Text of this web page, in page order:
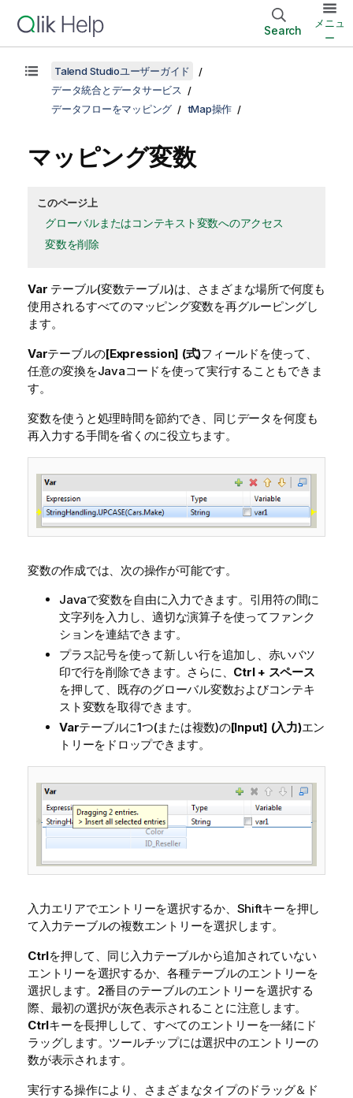
Search
メニュ
ー
Talend Studioユーザーガイド
データ統合とデータサービス
データフローをマッピング
tMap操作
マッピング変数
このページ上
グローバルまたはコンテキスト変数へのアクセス
変数を削除
Var テーブル(変数テーブル)は、さまざまな場所で何度も
使用されるすべてのマッピング変数を再グルーピングし
ます。
Varテーブルの[Expression] (式)フィールドを使って、
任意の変換をJavaコードを使って実行することもできま
す。
変数を使うと処理時間を節約でき、同じデータを何度も
再入力する手間を省くのに役立ちます。
変数の作成では、次の操作が可能です。
Javaで変数を自由に入力できます。引用符の間に
文字列を入力し、適切な演算子を使ってファンク
ションを連結できます。
プラス記号を使って新しい行を追加し、赤いバツ
印で行を削除できます。さらに、 Ctrl + スペース
を押して、既存のグローバル変数およびコンテキ
スト変数を取得できます。
Varテーブルに1つ(または複数)の[Input] (入力)エン
トリーをドロップできます。
入力エリアでエントリーを選択するか、Shiftキーを押し
て入力テーブルの複数エントリーを選択します。
Ctrlを押して、同じ入力テーブルから追加されていない
エントリーを選択するか、各種テーブルのエントリーを
選択します。2番目のテーブルのエントリーを選択する
際、最初の選択が灰色表示されることに注意します。
Ctrlキーを長押しして、すべてのエントリーを一緒にド
ラッグします。ツールチップには選択中のエントリーの
数が表示されます。
実行する操作により、さまざまなタイプのドラッグ＆ド